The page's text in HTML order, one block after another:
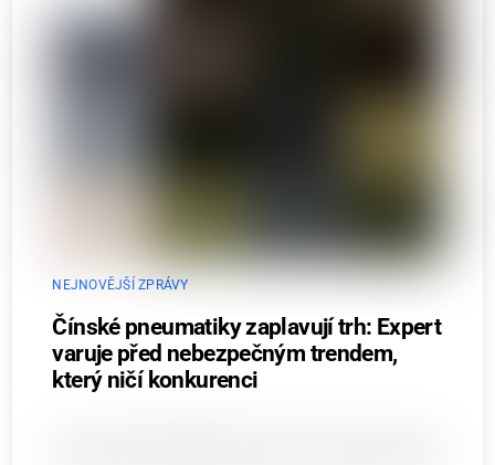
NEJNOVĚJŠÍ ZPRÁVY
Čínské pneumatiky zaplavují trh: Expert
varuje před nebezpečným trendem,
který ničí konkurenci